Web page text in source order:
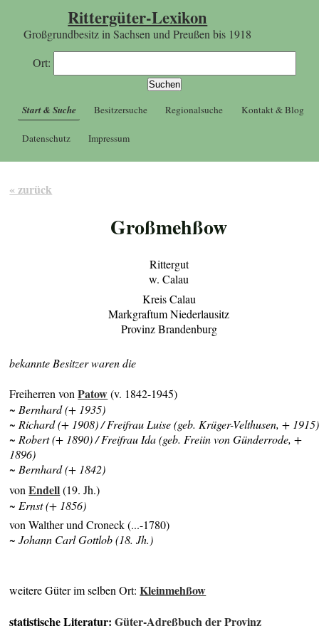
Rittergüter-Lexikon
Großgrundbesitz in Sachsen und Preußen bis 1918
Ort:
Start & Suche Besitzersuche Regionalsuche Kontakt & Blog
Datenschutz Impressum
« zurück
Großmehßow
Rittergut
w. Calau
Kreis Calau
Markgraftum Niederlausitz
Provinz Brandenburg
bekannte Besitzer waren die
Freiherren vonPatow(v. 1842-1945)
~ Bernhard (+ 1935)
~ Richard (+ 1908) / Freifrau Luise (geb. Krüger-Velthusen, + 1915)
~ Robert (+ 1890) / Freifrau Ida (geb. Freiin von Günderrode, +
1896)
~ Bernhard (+ 1842)
vonEndell(19. Jh.)
~ Ernst (+ 1856)
von Walther und Croneck (...-1780)
~ Johann Carl Gottlob (18. Jh.)
weitere Güter im selben Ort:Kleinmehßow
statistische Literatur:Güter-Adreßbuch der Provinz